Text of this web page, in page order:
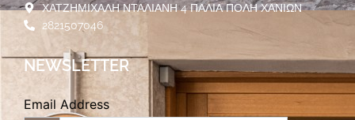
ΧΑΤΖΗΜΙΧΑΛΗ ΝΤΑΛΙΑΝΗ 4 ΠΑΛΙΑ ΠΟΛΗ ΧΑΝΙΩΝ
2821507046
NEWSLETTER
Email Address